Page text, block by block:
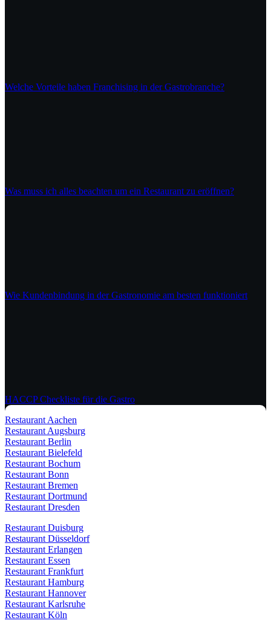
Welche Vorteile haben Franchising in der Gastrobranche?
Was muss ich alles beachten um ein Restaurant zu eröffnen?
Wie Kundenbindung in der Gastronomie am besten funktioniert
HACCP Checkliste für die Gastro
Restaurant Aachen
Restaurant Augsburg
Restaurant Berlin
Restaurant Bielefeld
Restaurant Bochum
Restaurant Bonn
Restaurant Bremen
Restaurant Dortmund
Restaurant Dresden
Restaurant Duisburg
Restaurant Düsseldorf
Restaurant Erlangen
Restaurant Essen
Restaurant Frankfurt
Restaurant Hamburg
Restaurant Hannover
Restaurant Karlsruhe
Restaurant Köln